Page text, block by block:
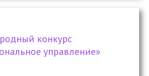
конкурс
управление»